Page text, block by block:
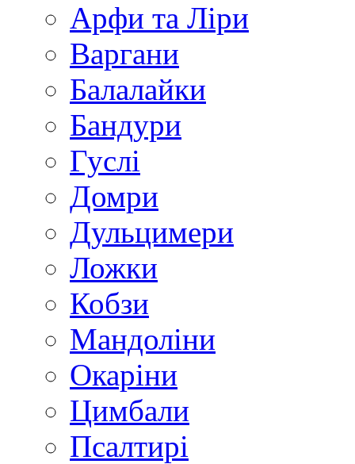
Арфи та Ліри
Варгани
Балалайки
Бандури
Гуслі
Домри
Дульцимери
Ложки
Кобзи
Мандоліни
Окаріни
Цимбали
Псалтирі